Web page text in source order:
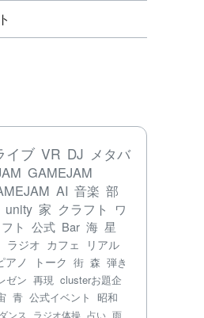
イブ VR DJ メタバ
GAMEJAM
AI 音楽 部
unity 家 クラフト
ワ
ト 公式 Bar 海 星
ラジオ カフェ
リアル
アノ トーク 街 森 弾き
ゼン 再現 clusterお題企
青 公式イベント 昭和
ダンス ラジオ体操 占い 雨